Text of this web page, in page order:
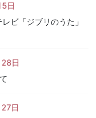
日
ビ「ジブリのうた」
日
日